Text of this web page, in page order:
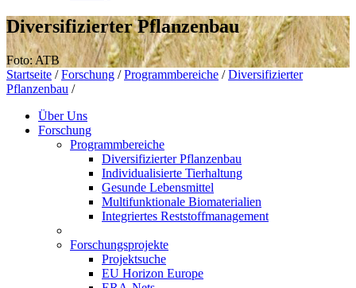
Diversifizierter Pflanzenbau
Foto: ATB
Startseite / Forschung / Programmbereiche / Diversifizierter
Pflanzenbau /
Über Uns
Forschung
Programmbereiche
Diversifizierter Pflanzenbau
Individualisierte Tierhaltung
Gesunde Lebensmittel
Multifunktionale Biomaterialien
Integriertes Reststoffmanagement
Forschungsprojekte
Projektsuche
EU Horizon Europe